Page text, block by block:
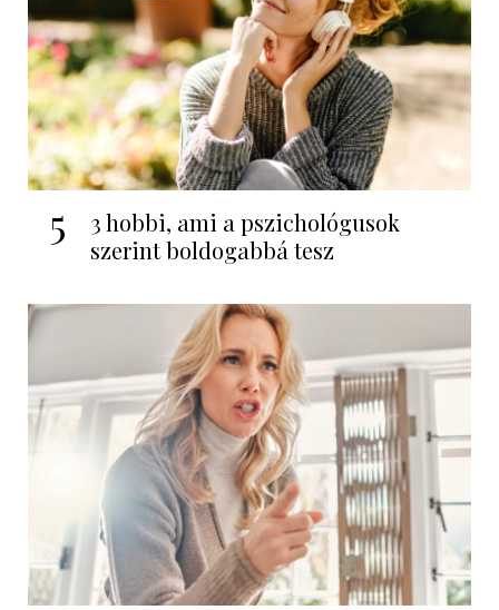
5
3 hobbi, ami a pszichológusok
szerint boldogabbá tesz